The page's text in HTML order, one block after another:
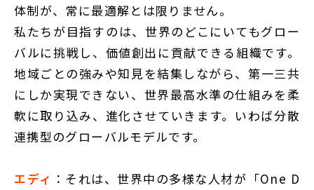
体制が、常に最適解とは限りません。
私たちが目指すのは、世界のどこにいてもグロー
バルに挑戦し、価値創出に貢献できる組織です。
地域ごとの強みや知見を結集しながら、第一三共
にしか実現できない、世界最高水準の仕組みを柔
軟に取り込み、進化させていきます。いわば分散
連携型のグローバルモデルです。
エディ ：それは、世界中の多様な人材が「One D